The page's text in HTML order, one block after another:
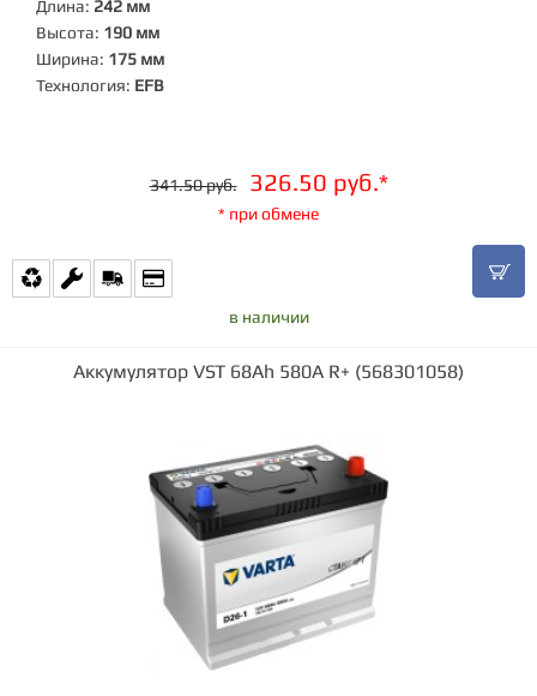
Длина: 242 мм
Высота: 190 мм
Ширина: 175 мм
Технология: EFB
341.50 руб. 326.50 руб.*
* при обмене
в наличии
Аккумулятор VST 68Ah 580A R+ (568301058)